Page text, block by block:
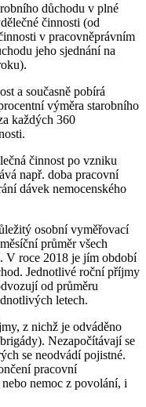
důchodu v plné
činnosti (od
v pracovněprávním
jeho sjednání na
a současně pobírá
výměra starobního
každých 360
činnost po vzniku
např. doba pracovní
dávek nemocenského
osobní vyměřovací
průměr všech
V roce 2018 je jím období
Jednotlivé roční příjmy
od průměru
letech.
z nichž je odváděno
Nezapočítávají se
se neodvádí pojistné.
pracovní
nemoc z povolání, i